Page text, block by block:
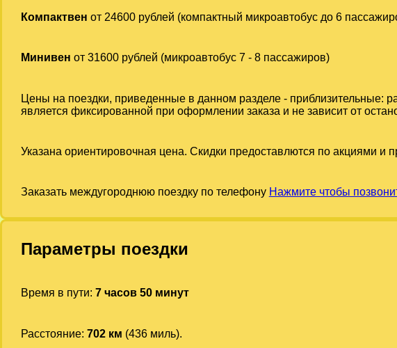
Компактвен от 24600 рублей (компактный микроавтобус до 6
Минивен от 31600 рублей (микроавтобус 7 - 8 пассажиров)
Цены на поездки, приведенные в данном разделе - приблизительные:
является фиксированной при оформлении заказа и не зависит от
Указана ориентировочная цена. Скидки предоставлются по акциями и
Заказать междугороднюю поездку по телефону Нажмите чтобы
Параметры поездки
Время в пути: 7 часов 50 минут
Расстояние: 702 км (436 миль).